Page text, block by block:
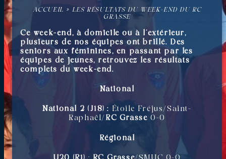
ACCUEIL » LES RÉSULTATS DU WEEK-END DU RC
GRASSE
Ce week-end, à domicile ou à l’extérieur,
plusieurs de nos équipes ont brillé. Des
seniors aux féminines, en passant par les
équipes de jeunes, retrouvez les résultats
complets du week-end.
National
National 2 (J18) : Étoile Fréjus/Saint-
Raphaël/ RC Grasse 0-0
Régional